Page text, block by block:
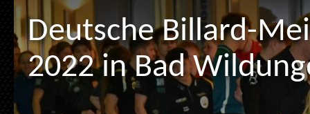
Deutsche Billard-
2022 in Bad